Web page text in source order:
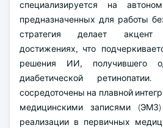
специализируется на
предназначенных для работы
стратегия делает акцент
достижениях, что
решения ИИ, получившего
диабетической
сосредоточены на плавной
медицинскими записями
реализации в первичных